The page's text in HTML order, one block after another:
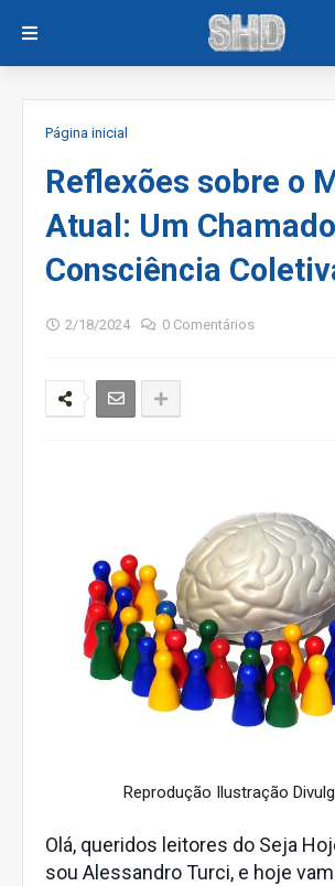
Página inicial
Reflexões sobre o
Atual: Um
Consciência
2/18/2024 0 Comentários
Reprodução Ilustração
Olá, queridos leitores do Seja
sou Alessandro Turci, e hoje